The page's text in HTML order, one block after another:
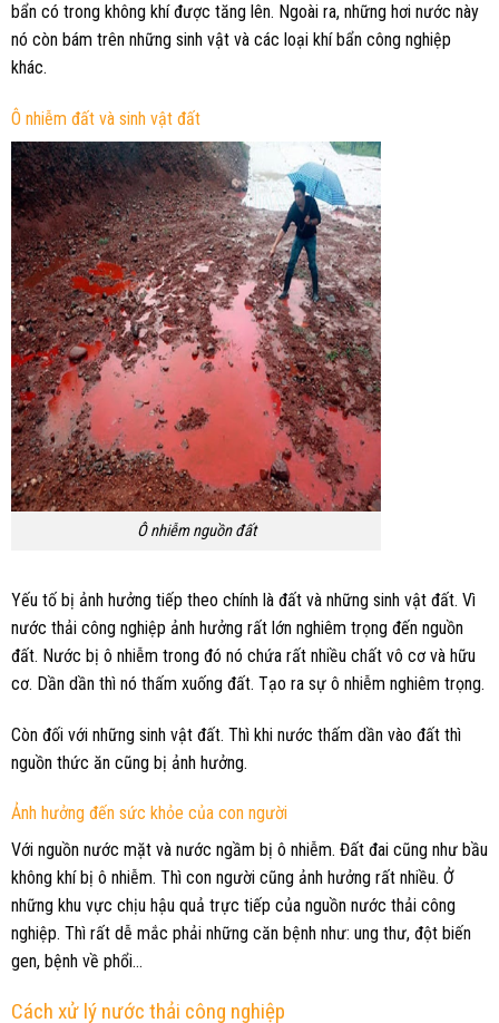
bẩn có trong không khí được tăng lên. Ngoài ra, những hơi nước này
nó còn bám trên những sinh vật và các loại khí bẩn công nghiệp
khác.
Ô nhiễm đất và sinh vật đất
Ô nhiễm nguồn đất
Yếu tố bị ảnh hưởng tiếp theo chính là đất và những sinh vật đất. Vì
nước thải công nghiệp ảnh hưởng rất lớn nghiêm trọng đến nguồn
đất. Nước bị ô nhiễm trong đó nó chứa rất nhiều chất vô cơ và hữu
cơ. Dần dần thì nó thấm xuống đất. Tạo ra sự ô nhiễm nghiêm trọng.
Còn đối với những sinh vật đất. Thì khi nước thấm dần vào đất thì
nguồn thức ăn cũng bị ảnh hưởng.
Ảnh hưởng đến sức khỏe của con người
Với nguồn nước mặt và nước ngầm bị ô nhiễm. Đất đai cũng như bầu
không khí bị ô nhiễm. Thì con người cũng ảnh hưởng rất nhiều. Ở
những khu vực chịu hậu quả trực tiếp của nguồn nước thải công
nghiệp. Thì rất dễ mắc phải những căn bệnh như: ung thư, đột biến
gen, bệnh về phổi…
Cách xử lý nước thải công nghiệp